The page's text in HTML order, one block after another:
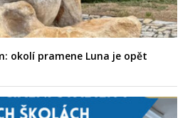
okolí pramene Luna je opět